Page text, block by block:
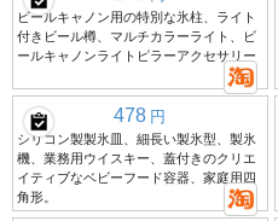
ビールキャノン用の特別な氷柱、ライト
付きビール樽、マルチカラーライト、ビ
ールキャノンライトピラーアクセサリー
478 円
シリコン製製氷皿、細長い製氷型、製氷
機、業務用ウイスキー、蓋付きのクリエ
イティブなベビーフード容器、家庭用四
角形。